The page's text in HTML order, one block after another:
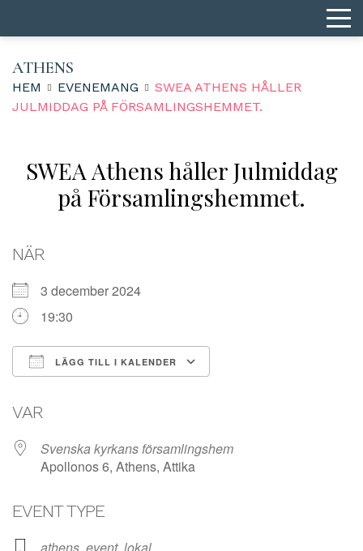
ATHENS
HEM EVENEMANG
SWEA ATHENS HÅLLER
JULMIDDAG PÅ FÖRSAMLINGSHEMMET.
SWEA Athens håller Julmiddag
på Församlingshemmet.
NÄR
3 december 2024
19:30
LÄGG TILL I KALENDER
VAR
Svenska kyrkans församlingshem
Apollonos 6, Athens, Attika
EVENT TYPE